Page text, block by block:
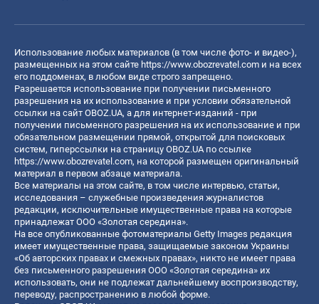
Использование любых материалов (в том числе фото- и видео-),
размещенных на этом сайте https://www.obozrevatel.com и на всех
его поддоменах, в любом виде строго запрещено.
Разрешается использование при получении письменного
разрешения на их использование и при условии обязательной
ссылки на сайт OBOZ.UA, а для интернет-изданий - при
получении письменного разрешения на их использование и при
обязательном размещении прямой, открытой для поисковых
систем, гиперссылки на страницу OBOZ.UA по ссылке
https://www.obozrevatel.com, на которой размещен оригинальный
материал в первом абзаце материала.
Все материалы на этом сайте, в том числе интервью, статьи,
исследования – служебные произведения журналистов
редакции, исключительные имущественные права на которые
принадлежат ООО «Золотая середина».
На все опубликованные фотоматериалы Getty Images редакция
имеет имущественные права, защищаемые законом Украины
«Об авторских правах и смежных правах», никто не имеет права
без письменного разрешения ООО «Золотая середина» их
использовать, они не подлежат дальнейшему воспроизводству,
переводу, распространению в любой форме.